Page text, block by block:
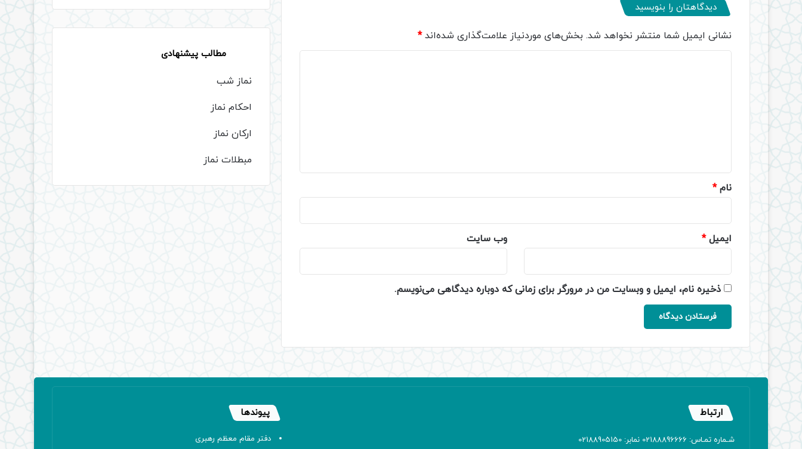
دیدگاهتان را بنویسید
نشانی ایمیل شما منتشر نخواهد شد. بخش‌های موردنیاز علامت‌گذاری شده‌اند*
نام*
ایمیل* وب‌ سایت
ذخیره نام، ایمیل و وبسایت من در مرورگر برای زمانی که دوباره دیدگاهی می‌نویسم.
مطالب پیشنهادی
نماز شب
احکام نماز
ارکان نماز
مبطلات نماز
ارتباط
شـماره تمـاس: 02188896666 نمابر: 02188905150
پیوندها
دفتر مقام معظم رهبری